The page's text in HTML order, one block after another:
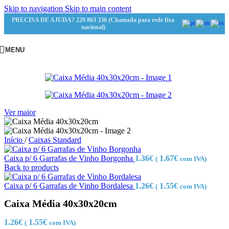
Skip to navigation Skip to main content
PRECISA DE AJUDA? 229 863 336 (Chamada para rede fixa
nacional)
MENU
Ver maior
Início / Caixas Standard
Caixa p/ 6 Garrafas de Vinho Borgonha 1.36€ ( 1.67€ com IVA)
Back to products
Caixa p/ 6 Garrafas de Vinho Bordalesa 1.26€ ( 1.55€ com IVA)
Caixa Média 40x30x20cm
1.26€ ( 1.55€ com IVA)